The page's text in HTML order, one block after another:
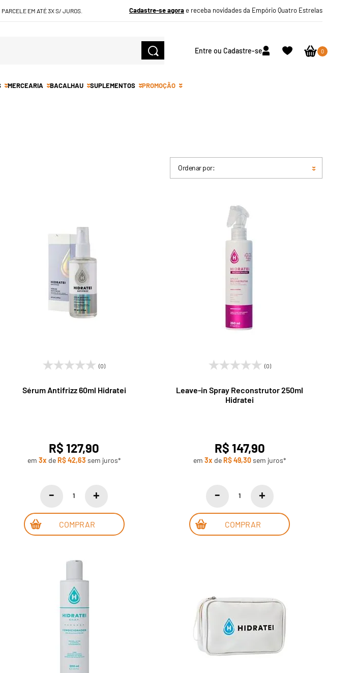
PARCELE EM ATÉ 3X S/ JUROS. Cadastre-se agorae receba novidades da Empório Quatro Estrelas
Entre ou Cadastre-se 0
MERCEARIA BACALHAU SUPLEMENTOS PROMOÇÃO
Ordenar por:
(0)
Sérum Antifrizz 60ml Hidratei
R$ 127,90
em 3x deR$ 42,63 sem juros*
COMPRAR
(0)
Leave-in Spray Reconstrutor 250ml
Hidratei
R$ 147,90
em 3x deR$ 49,30sem juros*
COMPRAR